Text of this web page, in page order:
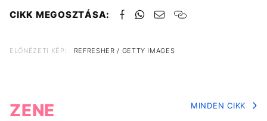
CIKK MEGOSZTÁSA:
ELŐNÉZETI KÉP: REFRESHER / GETTY IMAGES
ZENE MINDEN CIKK